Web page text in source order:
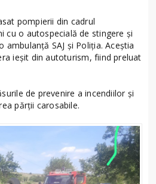
pompierii din cadrul
cu o autospecială de stingere și
ambulanță SAJ și Poliția. Aceștia
ieșit din autoturism, fiind preluat
de prevenire a incendiilor și
părții carosabile.